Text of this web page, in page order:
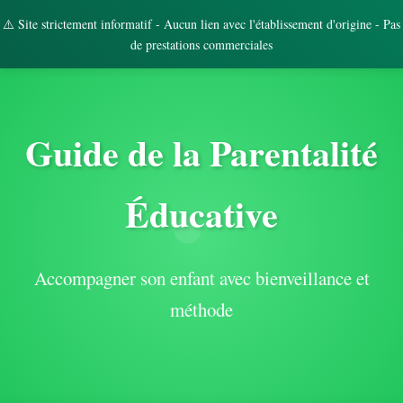
⚠️ Site strictement informatif - Aucun lien avec l'établissement d'origine - Pas
de prestations commerciales
Guide de la Parentalité
Éducative
Accompagner son enfant avec bienveillance et
méthode